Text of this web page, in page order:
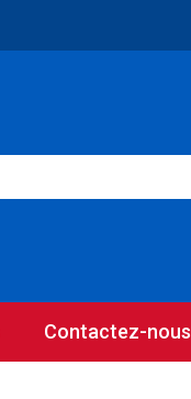
Contactez-nous